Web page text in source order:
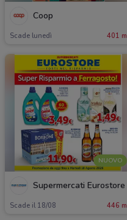
Coop
Scade lunedì 401 m
NUOVO
Supermercati Eurostore
Scade il 18/08 446 m